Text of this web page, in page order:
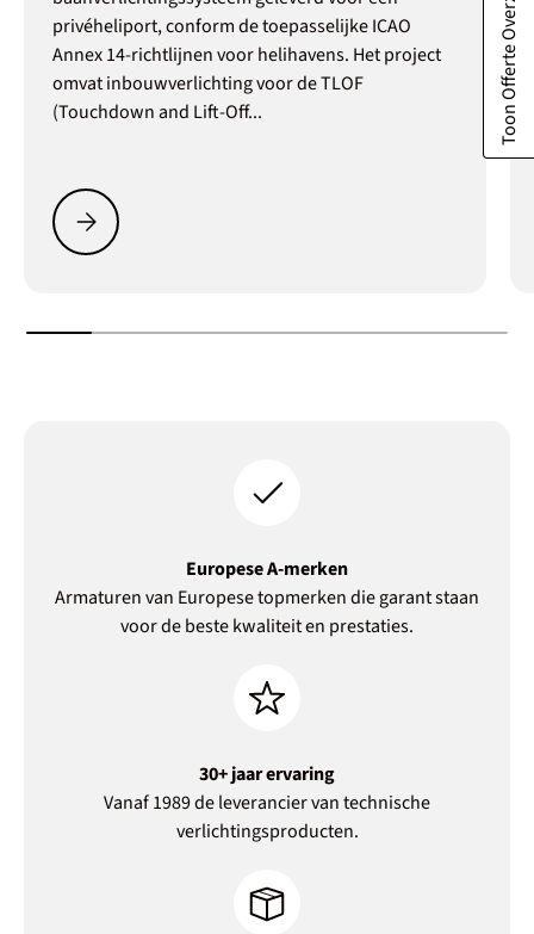
privéheliport, conform de toepasselijke ICAO
Annex 14-richtlijnen voor helihavens. Het project
omvat inbouwverlichting voor de TLOF
(Touchdown and Lift-Off...
Particuliere Heliport
Europese A-merken
Armaturen van Europese topmerken die garant staan
voor de beste kwaliteit en prestaties.
30+ jaar ervaring
Vanaf 1989 de leverancier van technische
verlichtingsproducten.
Toon Offerte Overzicht